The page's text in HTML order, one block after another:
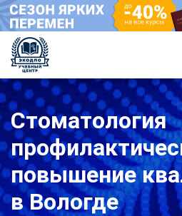
Стоматология
повышение
в Вологде